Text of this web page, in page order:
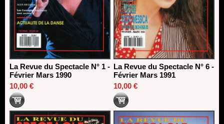
La Revue du Spectacle N° 1 -
Février Mars 1990
10,00 €
La Revue du Spectacle N° 6 -
Février Mars 1991
10,00 €